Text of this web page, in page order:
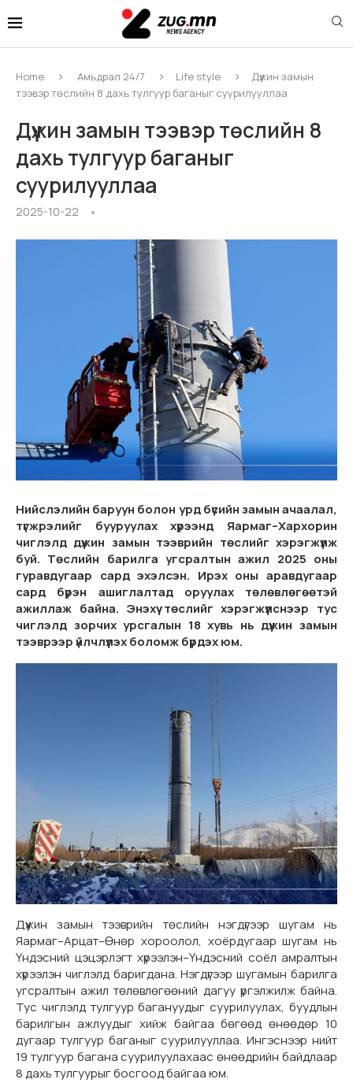
Home Амьдрал 24/7 Life style
Дүүжин замын
тээвэр төслийн 8 дахь тулгуур баганыг суурилууллаа
Дүүжин замын тээвэр төслийн 8
дахь тулгуур баганыг
суурилууллаа
2025-10-22
Нийслэлийн баруун болон урд бүсийн замын ачаалал,
түгжрэлийг бууруулах хүрээнд Яармаг–Хархорин
чиглэлд дүүжин замын тээврийн төслийг хэрэгжүүлж
буй. Төслийн барилга угсралтын ажил 2025 оны
гуравдугаар сард эхэлсэн. Ирэх оны аравдугаар
сард бүрэн ашиглалтад оруулах төлөвлөгөөтэй
ажиллаж байна. Энэхүү төслийг хэрэгжүүлснээр тус
чиглэлд зорчих урсгалын 18 хувь нь дүүжин замын
тээврээр үйлчлүүлэх боломж бүрдэх юм.
Дүүжин замын тээврийн төслийн нэгдүгээр шугам нь
Яармаг–Арцат–Өнөр хороолол, хоёрдугаар шугам нь
Үндэсний цэцэрлэгт хүрээлэн–Үндэсний соёл амралтын
хүрээлэн чиглэлд баригдана. Нэгдүгээр шугамын барилга
угсралтын ажил төлөвлөгөөний дагуу үргэлжилж байна.
Тус чиглэлд тулгуур багануудыг суурилуулах, буудлын
барилгын ажлуудыг хийж байгаа бөгөөд өнөөдөр 10
дугаар тулгуур баганыг суурилууллаа. Ингэснээр нийт
19 тулгуур багана суурилуулахаас өнөөдрийн байдлаар
8 дахь тулгуурыг босгоод байгаа юм.